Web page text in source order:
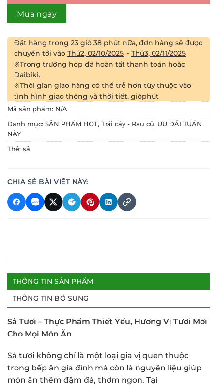
Mua ngay
Đặt hàng trong 23 giờ 38 phút nữa, đơn hàng sẽ được
chuyển tới vào Thứ2, 02/10/2025 ~ Thứ3, 02/11/2025
※Trong trường hợp đã hoàn tất thanh toán hoặc
Daibiki.
※Thời gian giao hàng có thể trễ hơn tùy thuộc vào
tình hình giao thông và thời tiết. giờphút
Mã sản phẩm: N/A
Danh mục: SẢN PHẨM HOT, Trái cây - Rau củ, ƯU ĐÃI TUẦN
NÀY
Thẻ: sả
CHIA SẺ BÀI VIẾT NÀY:
THÔNG TIN SẢN PHẨM
THÔNG TIN BỔ SUNG
Sả Tươi – Thực Phẩm Thiết Yếu, Hương Vị Tươi Mới
Cho Mọi Món Ăn
Sả tươi không chỉ là một loại gia vị quen thuộc
trong bếp ăn gia đình mà còn là nguyên liệu giúp
món ăn thêm đậm đà, thơm ngon. Tại